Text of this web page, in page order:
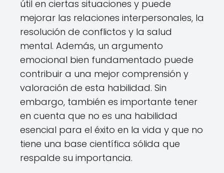
útil en ciertas situaciones y puede
mejorar las relaciones interpersonales, la
resolución de conflictos y la salud
mental. Además, un argumento
emocional bien fundamentado puede
contribuir a una mejor comprensión y
valoración de esta habilidad. Sin
embargo, también es importante tener
en cuenta que no es una habilidad
esencial para el éxito en la vida y que no
tiene una base científica sólida que
respalde su importancia.